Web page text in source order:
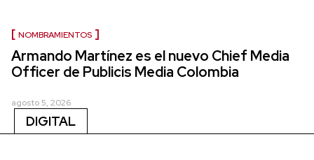
NOMBRAMIENTOS
Armando Martínez es el nuevo Chief Media
Officer de Publicis Media Colombia
agosto 5, 2026
DIGITAL